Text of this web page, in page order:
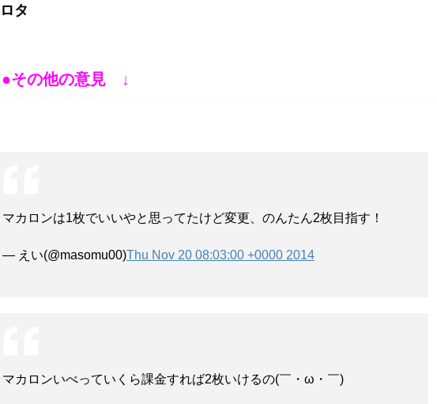
タ
●その他の意見 ↓
マカロンは1枚でいいやと思ってたけど変更、のんたん2枚目指す！
— えい(@masomu00)Thu Nov 20 08:03:00 +0000 2014
マカロンいべっていくら課金すれば2枚いけるの(￣・ω・￣)